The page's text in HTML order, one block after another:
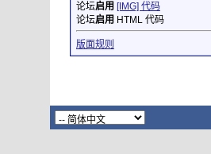
论坛启用 [IMG] 代码
论坛启用 HTML 代码
版面规则